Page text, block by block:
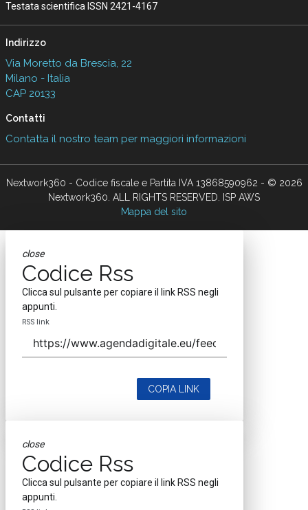
Testata scientifica ISSN 2421-4167
Indirizzo
Via Moretto da Brescia, 22
Milano - Italia
CAP 20133
Contatti
Contatta il nostro team per maggiori informazioni
Nextwork360 - Codice fiscale e Partita IVA 13868590962 - © 2026
Nextwork360. ALL RIGHTS RESERVED. ISP AWS
Mappa del sito
close
Codice Rss
Clicca sul pulsante per copiare il link RSS negli
appunti.
RSS link
COPIA LINK
close
Codice Rss
Clicca sul pulsante per copiare il link RSS negli
appunti.